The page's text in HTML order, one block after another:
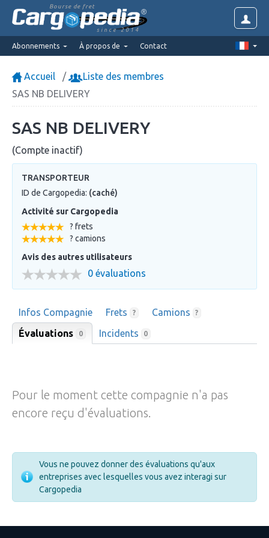
Bourse de fret
since 2014
Abonnements À propos de Contact
Accueil
Liste des membres
SAS NB DELIVERY
SAS NB DELIVERY
(Compte inactif)
TRANSPORTEUR
ID de Cargopedia: (caché)
Activité sur Cargopedia
? frets
? camions
Avis des autres utilisateurs
0 évaluations
Infos Compagnie Frets ? Camions ?
Évaluations 0 Incidents 0
Pour le moment cette compagnie n'a pas
encore reçu d'évaluations.
Vous ne pouvez donner des évaluations qu'aux
entreprises avec lesquelles vous avez interagi sur
Cargopedia